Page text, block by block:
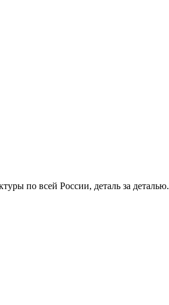
по всей России, деталь за деталью.